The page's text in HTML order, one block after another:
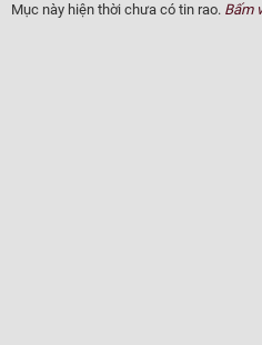
Mục này hiện thời chưa có tin rao. Bấm